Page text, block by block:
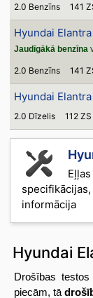
2.0 Benzīns 141
Hyundai
Jaudīgākā benzīna
2.0 Benzīns 141
Hyundai
2.0 Dīzelis 112 ZS
informācija
Hyundai
Drošības
piecām, tā